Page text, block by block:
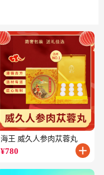
海王 威久人参肉苁蓉丸
¥780